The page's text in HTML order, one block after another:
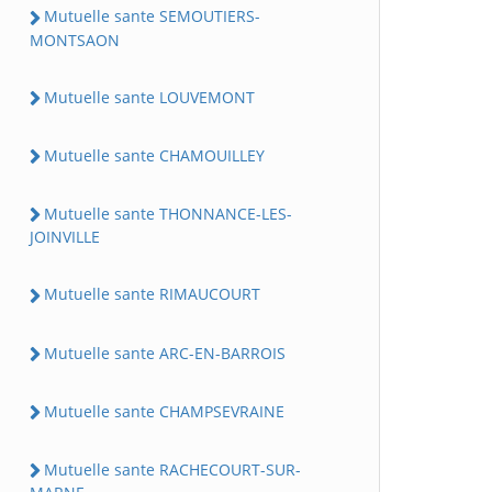
Mutuelle sante SEMOUTIERS-
MONTSAON
Mutuelle sante LOUVEMONT
Mutuelle sante CHAMOUILLEY
Mutuelle sante THONNANCE-LES-
JOINVILLE
Mutuelle sante RIMAUCOURT
Mutuelle sante ARC-EN-BARROIS
Mutuelle sante CHAMPSEVRAINE
Mutuelle sante RACHECOURT-SUR-